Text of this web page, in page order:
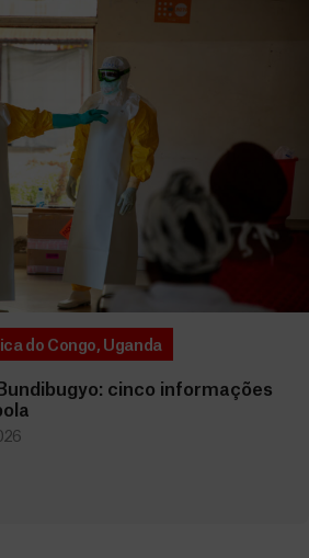
do Congo, Uganda
cinco informações